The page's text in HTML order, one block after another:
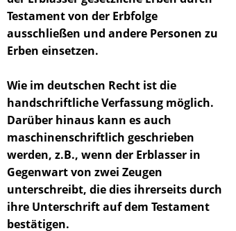
Testament von der Erbfolge
ausschließen und andere Personen zu
Erben einsetzen.
Wie im deutschen Recht ist die
handschriftliche Verfassung möglich.
Darüber hinaus kann es auch
maschinenschriftlich geschrieben
werden, z.B., wenn der Erblasser in
Gegenwart von zwei Zeugen
unterschreibt, die dies ihrerseits durch
ihre Unterschrift auf dem Testament
bestätigen.